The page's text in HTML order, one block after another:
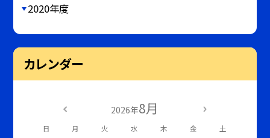
2020年度
カレンダー
2026年8月
日 月 火 水 木 金 土